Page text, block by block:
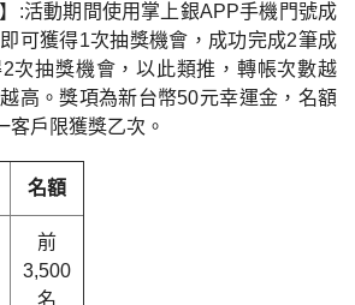
】:活動期間使用掌上銀APP手機門號成
可獲得1次抽獎機會，成功完成2筆成
次抽獎機會，以此類推，轉帳次數越
高。獎項為新台幣50元幸運金，名額
客戶限獲獎乙次。
名額
前
3,500
名